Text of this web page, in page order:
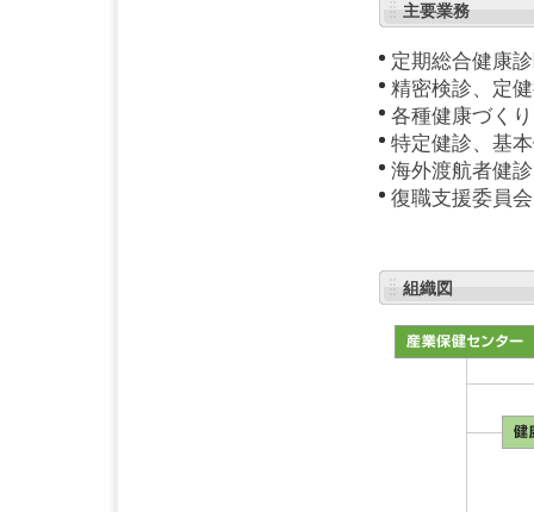
主要業務
定期総合健康
精密検診、定
各種健康づく
特定健診、基
海外渡航者健
復職支援委員会
組織図